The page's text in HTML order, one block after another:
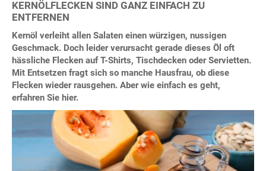
KERNÖLFLECKEN SIND GANZ EINFACH ZU
ENTFERNEN
Kernöl verleiht allen Salaten einen würzigen, nussigen
Geschmack. Doch leider verursacht gerade dieses Öl oft
hässliche Flecken auf T-Shirts, Tischdecken oder Servietten.
Mit Entsetzen fragt sich so manche Hausfrau, ob diese
Flecken wieder rausgehen. Aber wie einfach es geht,
erfahren Sie hier.